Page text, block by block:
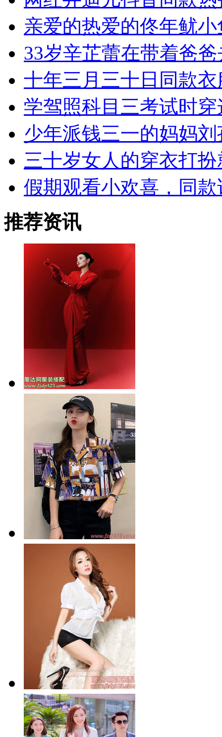
亲爱的热爱的佟年鱿小
33岁辛芷蕾在带着爸
十年三月三十日同款衣
学驾照科目三考试时穿
少年派钱三一的妈妈刘
三十岁女人的穿衣打扮
假期观看小欢喜，同款
推荐资讯